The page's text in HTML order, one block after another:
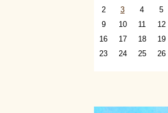
2
3 4 5
9
10 11 12
16
17 18 19
23
24 25 26